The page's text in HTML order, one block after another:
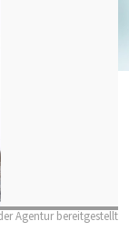
Agentur bereitgestellt